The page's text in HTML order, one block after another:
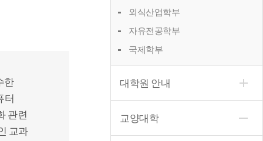
외식산업학부
자유전공학부
국제학부
대학원 안내
교양대학
한
터
관련
교과